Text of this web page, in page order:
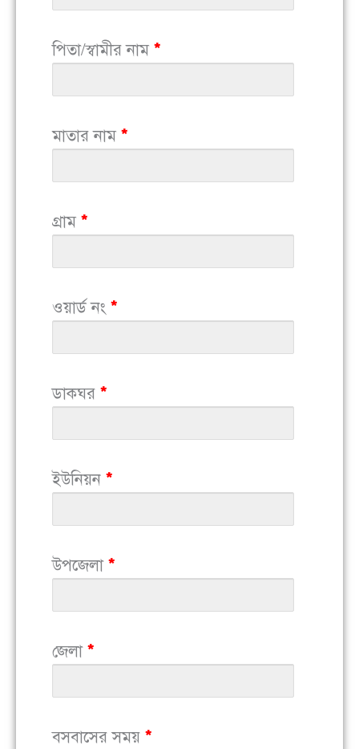
পিতা/স্বামীর নাম *
মাতার নাম *
গ্রাম *
ওয়ার্ড নং *
ডাকঘর *
ইউনিয়ন *
উপজেলা *
জেলা *
বসবাসের সময় *